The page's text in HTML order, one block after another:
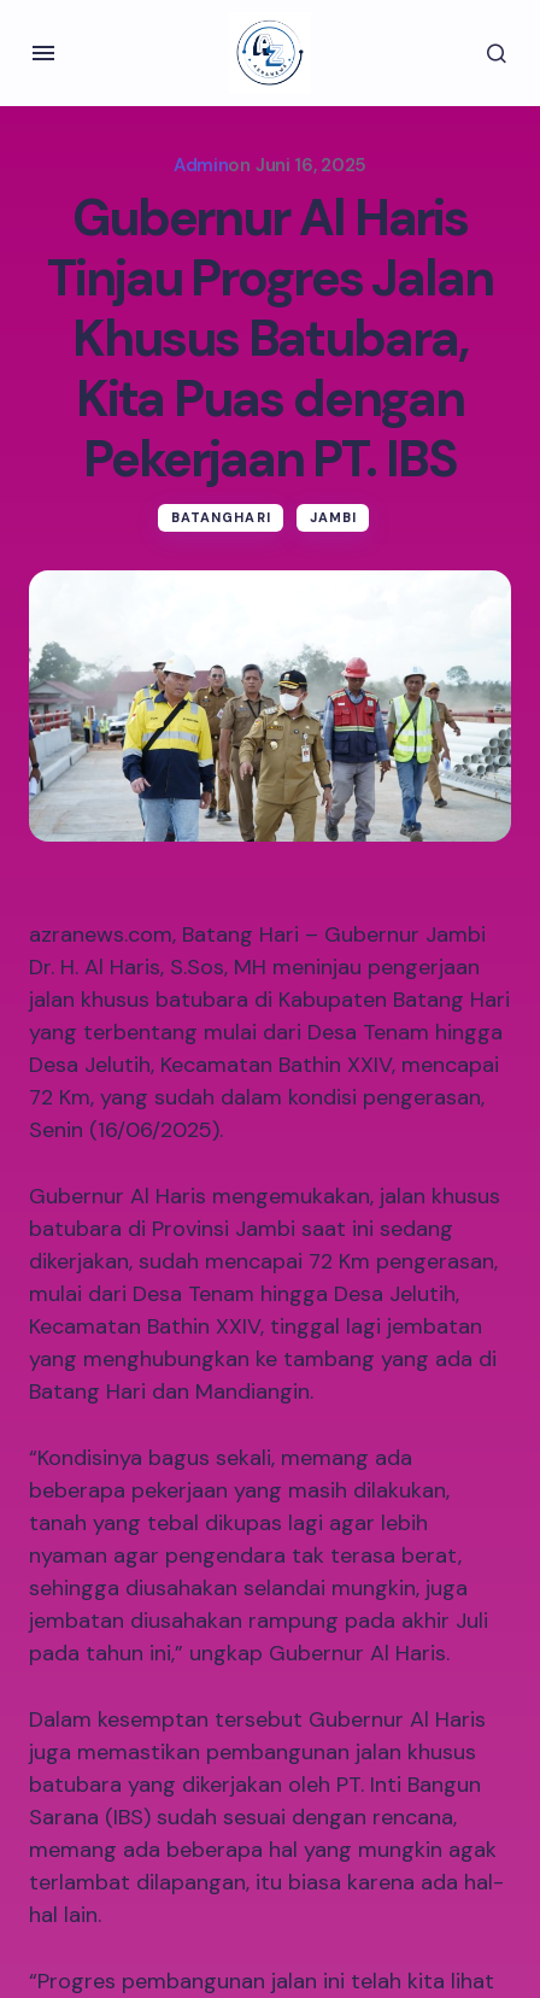
Adminon Juni 16, 2025
Gubernur Al Haris
Tinjau Progres Jalan
Khusus Batubara,
Kita Puas dengan
Pekerjaan PT. IBS
BATANGHARI JAMBI
azranews.com, Batang Hari – Gubernur Jambi
Dr. H. Al Haris, S.Sos, MH meninjau pengerjaan
jalan khusus batubara di Kabupaten Batang Hari
yang terbentang mulai dari Desa Tenam hingga
Desa Jelutih, Kecamatan Bathin XXIV, mencapai
72 Km, yang sudah dalam kondisi pengerasan,
Senin (16/06/2025).
Gubernur Al Haris mengemukakan, jalan khusus
batubara di Provinsi Jambi saat ini sedang
dikerjakan, sudah mencapai 72 Km pengerasan,
mulai dari Desa Tenam hingga Desa Jelutih,
Kecamatan Bathin XXIV, tinggal lagi jembatan
yang menghubungkan ke tambang yang ada di
Batang Hari dan Mandiangin.
“Kondisinya bagus sekali, memang ada
beberapa pekerjaan yang masih dilakukan,
tanah yang tebal dikupas lagi agar lebih
nyaman agar pengendara tak terasa berat,
sehingga diusahakan selandai mungkin, juga
jembatan diusahakan rampung pada akhir Juli
pada tahun ini,” ungkap Gubernur Al Haris.
Dalam kesemptan tersebut Gubernur Al Haris
juga memastikan pembangunan jalan khusus
batubara yang dikerjakan oleh PT. Inti Bangun
Sarana (IBS) sudah sesuai dengan rencana,
memang ada beberapa hal yang mungkin agak
terlambat dilapangan, itu biasa karena ada hal-
hal lain.
“Progres pembangunan jalan ini telah kita lihat